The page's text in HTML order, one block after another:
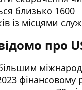
близько 1600
із місцями
про
фінансовому